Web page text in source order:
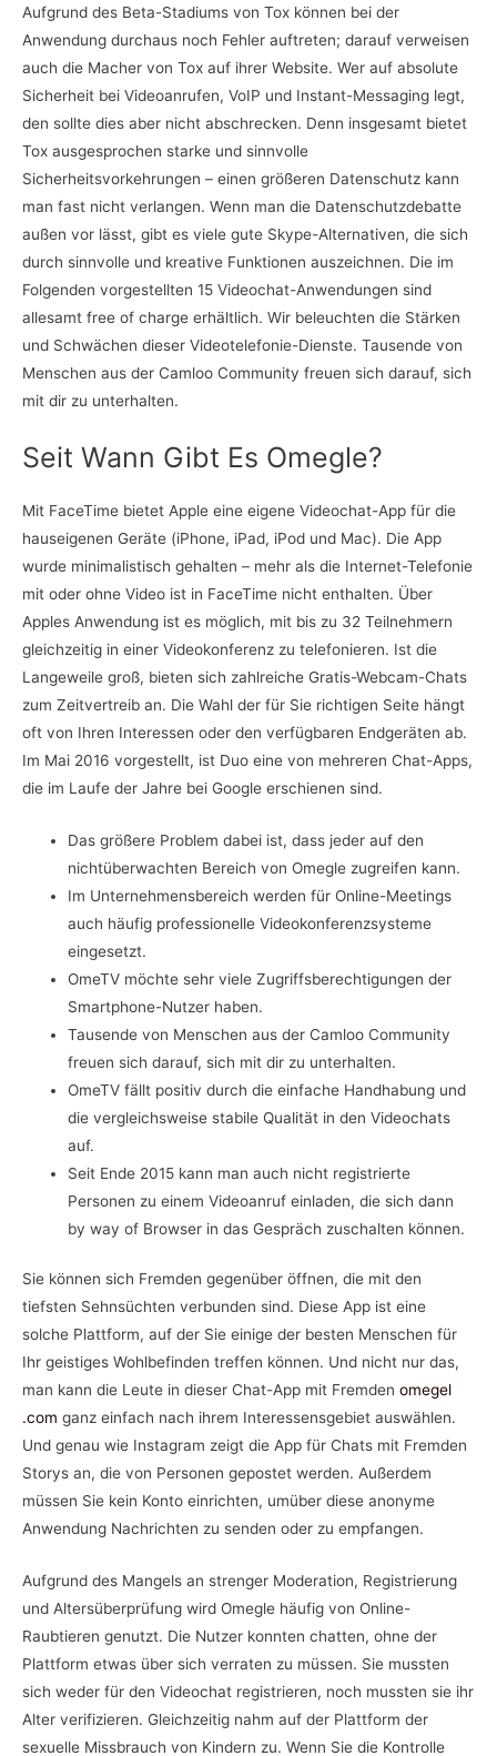
Aufgrund des Beta-Stadiums von Tox können bei der
Anwendung durchaus noch Fehler auftreten; darauf verweisen
auch die Macher von Tox auf ihrer Website. Wer auf absolute
Sicherheit bei Videoanrufen, VoIP und Instant-Messaging legt,
den sollte dies aber nicht abschrecken. Denn insgesamt bietet
Tox ausgesprochen starke und sinnvolle
Sicherheitsvorkehrungen – einen größeren Datenschutz kann
man fast nicht verlangen. Wenn man die Datenschutzdebatte
außen vor lässt, gibt es viele gute Skype-Alternativen, die sich
durch sinnvolle und kreative Funktionen auszeichnen. Die im
Folgenden vorgestellten 15 Videochat-Anwendungen sind
allesamt free of charge erhältlich. Wir beleuchten die Stärken
und Schwächen dieser Videotelefonie-Dienste. Tausende von
Menschen aus der Camloo Community freuen sich darauf, sich
mit dir zu unterhalten.
Seit Wann Gibt Es Omegle?
Mit FaceTime bietet Apple eine eigene Videochat-App für die
hauseigenen Geräte (iPhone, iPad, iPod und Mac). Die App
wurde minimalistisch gehalten – mehr als die Internet-Telefonie
mit oder ohne Video ist in FaceTime nicht enthalten. Über
Apples Anwendung ist es möglich, mit bis zu 32 Teilnehmern
gleichzeitig in einer Videokonferenz zu telefonieren. Ist die
Langeweile groß, bieten sich zahlreiche Gratis-Webcam-Chats
zum Zeitvertreib an. Die Wahl der für Sie richtigen Seite hängt
oft von Ihren Interessen oder den verfügbaren Endgeräten ab.
Im Mai 2016 vorgestellt, ist Duo eine von mehreren Chat-Apps,
die im Laufe der Jahre bei Google erschienen sind.
Das größere Problem dabei ist, dass jeder auf den
nichtüberwachten Bereich von Omegle zugreifen kann.
Im Unternehmensbereich werden für Online-Meetings
auch häufig professionelle Videokonferenzsysteme
eingesetzt.
OmeTV möchte sehr viele Zugriffsberechtigungen der
Smartphone-Nutzer haben.
Tausende von Menschen aus der Camloo Community
freuen sich darauf, sich mit dir zu unterhalten.
OmeTV fällt positiv durch die einfache Handhabung und
die vergleichsweise stabile Qualität in den Videochats
auf.
Seit Ende 2015 kann man auch nicht registrierte
Personen zu einem Videoanruf einladen, die sich dann
by way of Browser in das Gespräch zuschalten können.
Sie können sich Fremden gegenüber öffnen, die mit den
tiefsten Sehnsüchten verbunden sind. Diese App ist eine
solche Plattform, auf der Sie einige der besten Menschen für
Ihr geistiges Wohlbefinden treffen können. Und nicht nur das,
man kann die Leute in dieser Chat-App mit Fremden omegel
.com ganz einfach nach ihrem Interessensgebiet auswählen.
Und genau wie Instagram zeigt die App für Chats mit Fremden
Storys an, die von Personen gepostet werden. Außerdem
müssen Sie kein Konto einrichten, umüber diese anonyme
Anwendung Nachrichten zu senden oder zu empfangen.
Aufgrund des Mangels an strenger Moderation, Registrierung
und Altersüberprüfung wird Omegle häufig von Online-
Raubtieren genutzt. Die Nutzer konnten chatten, ohne der
Plattform etwas über sich verraten zu müssen. Sie mussten
sich weder für den Videochat registrieren, noch mussten sie ihr
Alter verifizieren. Gleichzeitig nahm auf der Plattform der
sexuelle Missbrauch von Kindern zu. Wenn Sie die Kontrolle